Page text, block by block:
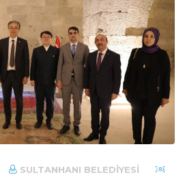
SULTANHANI BELEDIYESI